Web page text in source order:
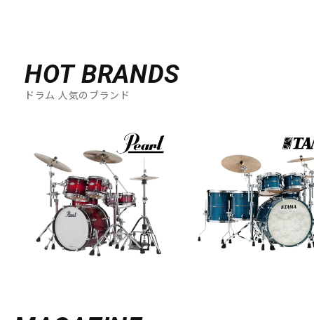
HOT BRANDS
ドラム 人気のブランド